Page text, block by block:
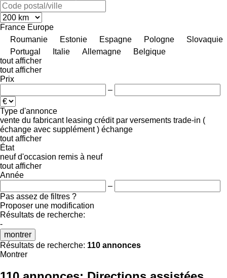
France Europe
Roumanie
Estonie Espagne Pologne
Slovaquie
Portugal
Italie Allemagne
Belgique
tout afficher
tout afficher
Prix
–
Type d'annonce
vente du fabricant leasing crédit par versements trade-in (
échange avec supplément ) échange
tout afficher
État
neuf d'occasion remis à neuf
tout afficher
Année
–
Pas assez de filtres ?
Proposer une modification
Résultats de recherche:
-
montrer
Résultats de recherche: 110 annonces
Montrer